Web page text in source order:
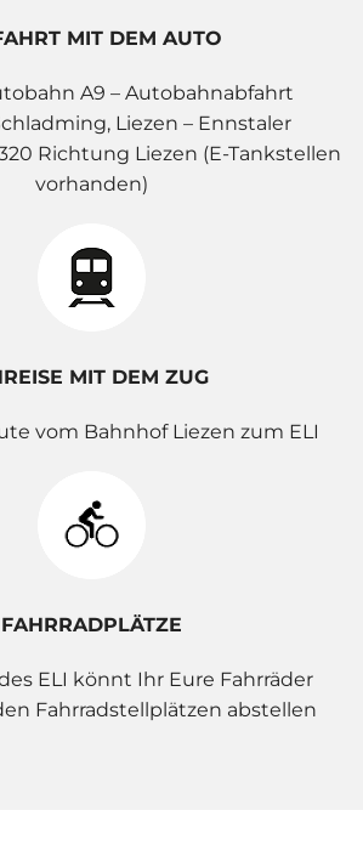
MIT DEM AUTO
A9 – Autobahnabfahrt
Liezen – Ennstaler
Richtung Liezen (E-Tankstellen
vorhanden)
MIT DEM ZUG
vom Bahnhof Liezen zum ELI
FAHRRADPLÄTZE
ELI könnt Ihr Eure Fahrräder
Fahrradstellplätzen abstellen